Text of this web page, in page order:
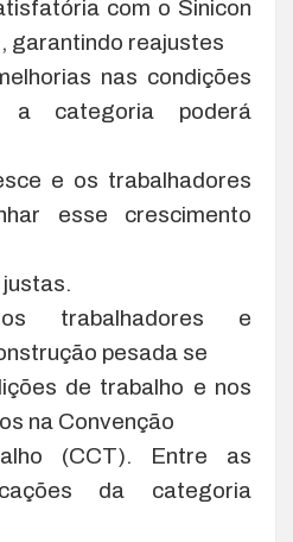
com o Sinicon
garantindo reajustes
nas condições
categoria poderá
e os trabalhadores
esse crescimento
trabalhadores e
pesada se
de trabalho e nos
na Convenção
(CCT). Entre as
da categoria